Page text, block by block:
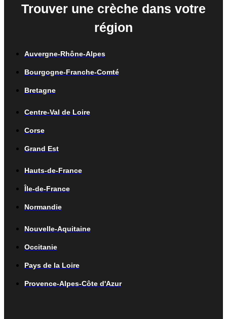
Trouver une crèche dans votre
région
Auvergne-Rhône-Alpes
Bourgogne-Franche-Comté
Bretagne
Centre-Val de Loire
Corse
Grand Est
Hauts-de-France
Île-de-France
Normandie
Nouvelle-Aquitaine
Occitanie
Pays de la Loire
Provence-Alpes-Côte d'Azur